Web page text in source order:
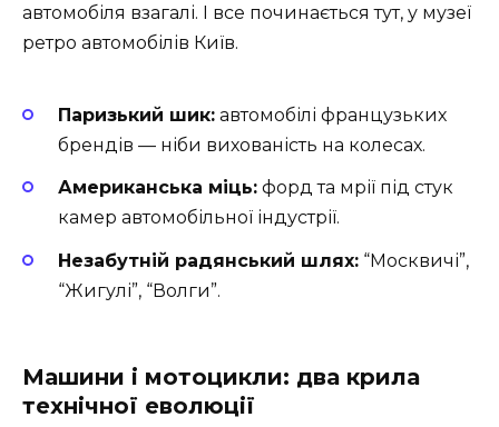
автомобіля взагалі. І все починається тут, у музеї
ретро автомобілів Київ.
Паризький шик: автомобілі французьких
брендів — ніби вихованість на колесах.
Американська міць: форд та мрії під стук
камер автомобільної індустрії.
Незабутній радянський шлях: “Москвичі”,
“Жигулі”, “Волги”.
Машини і мотоцикли: два крила
технічної еволюції